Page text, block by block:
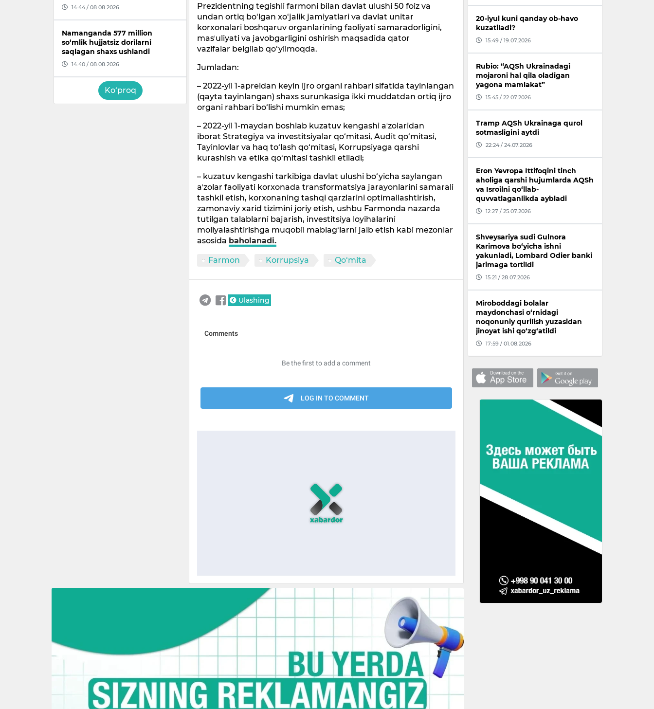
14:44 / 08.08.2026
Namanganda 577 million
so‘mlik hujjatsiz dorilarni
saqlagan shaxs ushlandi
14:40 / 08.08.2026
Ko‘proq
Prezidentning tegishli farmoni bilan davlat ulushi 50 foiz va
undan ortiq bo‘lgan xo‘jalik jamiyatlari va davlat unitar
korxonalari boshqaruv organlarining faoliyati samaradorligini,
masʼuliyati va javobgarligini oshirish maqsadida qator
vazifalar belgilab qo‘yilmoqda.
Jumladan:
– 2022-yil 1-apreldan keyin ijro organi rahbari sifatida tayinlangan
(qayta tayinlangan) shaxs surunkasiga ikki muddatdan ortiq ijro
organi rahbari bo‘lishi mumkin emas;
– 2022-yil 1-maydan boshlab kuzatuv kengashi aʼzolaridan
iborat Strategiya va investitsiyalar qo‘mitasi, Audit qo‘mitasi,
Tayinlovlar va haq to‘lash qo‘mitasi, Korrupsiyaga qarshi
kurashish va etika qo‘mitasi tashkil etiladi;
– kuzatuv kengashi tarkibiga davlat ulushi bo‘yicha saylangan
aʼzolar faoliyati korxonada transformatsiya jarayonlarini samarali
tashkil etish, korxonaning tashqi qarzlarini optimallashtirish,
zamonaviy xarid tizimini joriy etish, ushbu Farmonda nazarda
tutilgan talablarni bajarish, investitsiya loyihalarini
moliyalashtirishga muqobil mablag‘larni jalb etish kabi mezonlar
asosida baholanadi.
Farmon Korrupsiya Qo‘mita
Ulashing
20-iyul kuni qanday ob-havo
kuzatiladi?
15:49 / 19.07.2026
Rubio: “AQSh Ukrainadagi
mojaroni hal qila oladigan
yagona mamlakat”
15:45 / 22.07.2026
Tramp AQSh Ukrainaga qurol
sotmasligini aytdi
22:24 / 24.07.2026
Eron Yevropa Ittifoqini tinch
aholiga qarshi hujumlarda AQSh
va Isroilni qo‘llab-
quvvatlaganlikda aybladi
12:27 / 25.07.2026
Shveysariya sudi Gulnora
Karimova bo‘yicha ishni
yakunladi, Lombard Odier banki
jarimaga tortildi
15:21 / 28.07.2026
Miroboddagi bolalar
maydonchasi o‘rnidagi
noqonuniy qurilish yuzasidan
jinoyat ishi qo‘zg‘atildi
17:59 / 01.08.2026